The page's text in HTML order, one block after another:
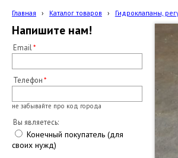
Главная › Каталог товаров › Гидроклапаны,
Напишите нам!
Email
Телефон
не забывайте про код города
Вы являетесь:
Конечный покупатель (для
своих нужд)